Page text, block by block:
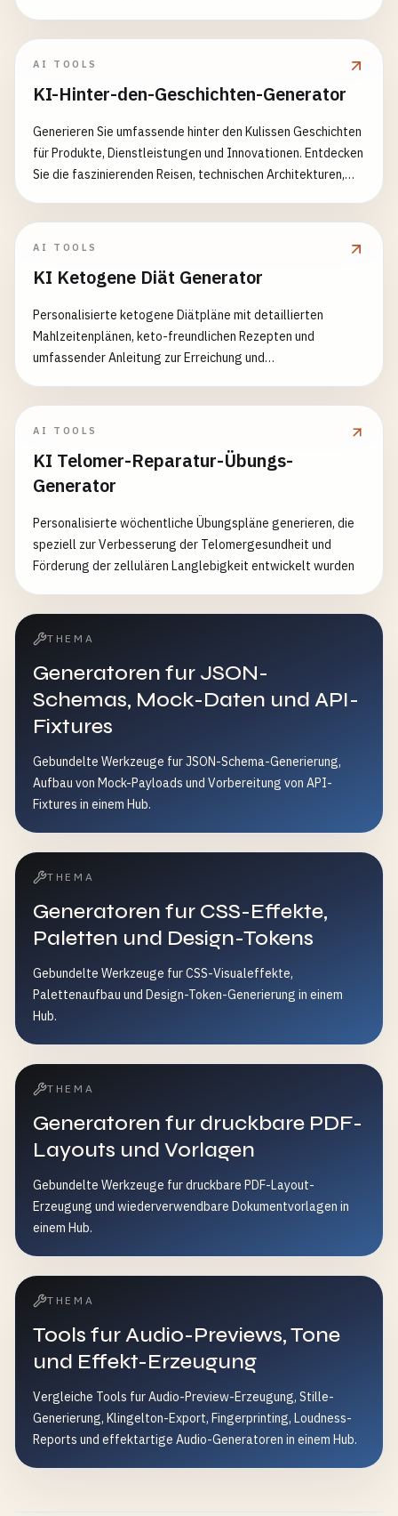
AI TOOLS
KI-Hinter-den-Geschichten-Generator
Generieren Sie umfassende hinter den Kulissen Geschichten
für Produkte, Dienstleistungen und Innovationen. Entdecken
Sie die faszinierenden Reisen, technischen Architekturen,
AI TOOLS
KI Ketogene Diät Generator
Personalisierte ketogene Diätpläne mit detaillierten
Mahlzeitenplänen, keto-freundlichen Rezepten und
umfassender Anleitung zur Erreichung und
AI TOOLS
KI Telomer-Reparatur-Übungs-
Generator
Personalisierte wöchentliche Übungspläne generieren, die
speziell zur Verbesserung der Telomergesundheit und
Förderung der zellulären Langlebigkeit entwickelt wurden
THEMA
Generatoren fur JSON-
Schemas, Mock-Daten und API-
Fixtures
Gebundelte Werkzeuge fur JSON-Schema-Generierung,
Aufbau von Mock-Payloads und Vorbereitung von API-
Fixtures in einem Hub.
THEMA
Generatoren fur CSS-Effekte,
Paletten und Design-Tokens
Gebundelte Werkzeuge fur CSS-Visualeffekte,
Palettenaufbau und Design-Token-Generierung in einem
Hub.
THEMA
Generatoren fur druckbare PDF-
Layouts und Vorlagen
Gebundelte Werkzeuge fur druckbare PDF-Layout-
Erzeugung und wiederverwendbare Dokumentvorlagen in
einem Hub.
THEMA
Tools fur Audio-Previews, Tone
und Effekt-Erzeugung
Vergleiche Tools fur Audio-Preview-Erzeugung, Stille-
Generierung, Klingelton-Export, Fingerprinting, Loudness-
Reports und effektartige Audio-Generatoren in einem Hub.